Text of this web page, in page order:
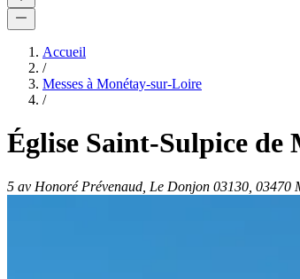
Accueil
/
Messes à Monétay-sur-Loire
/
Église Saint-Sulpice
5 av Honoré Prévenaud, Le Donjon 03130, 03470